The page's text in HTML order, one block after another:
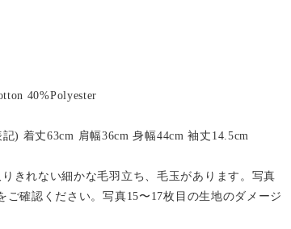
40%Polyester
) 着丈63cm 肩幅36cm 身幅44cm 袖丈14.5cm
きれない細かな毛羽立ち、毛玉があります。写真
ご確認ください。写真15〜17枚目の生地のダメージ